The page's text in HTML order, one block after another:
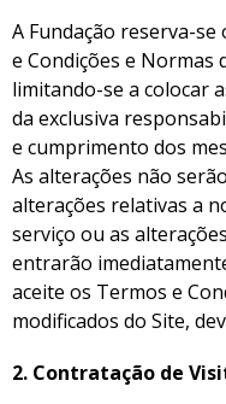
A Fundação reserva-
e Condições e Normas
limitando-se a colocar
da exclusiva
e cumprimento dos
As alterações não
alterações relativas a
serviço ou as
entrarão
aceite os Termos e
modificados do Site,
2. Contratação de